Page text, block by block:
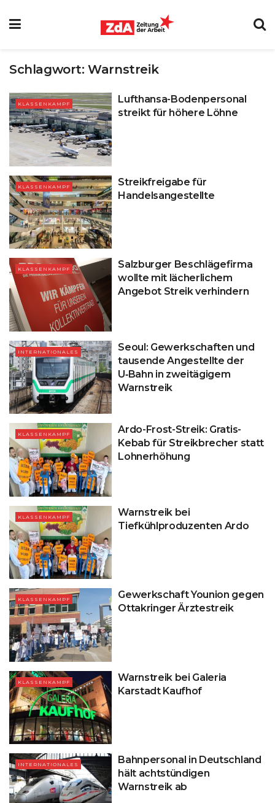
Schlagwort:Warnstreik
KLASSENKAMPF
Lufthansa-Bodenpersonal
streikt für höhere Löhne
KLASSENKAMPF
Streikfreigabe für
Handelsangestellte
KLASSENKAMPF
Salzburger Beschlägefirma
wollte mit lächerlichem
Angebot Streik verhindern
INTERNATIONALES
Seoul: Gewerkschaften und
tausende Angestellte der
U‑Bahn in zweitägigem
Warnstreik
KLASSENKAMPF
Ardo-Frost-Streik: Gratis-
Kebab für Streikbrecher statt
Lohnerhöhung
KLASSENKAMPF
Warnstreik bei
Tiefkühlproduzenten Ardo
KLASSENKAMPF
Gewerkschaft Younion gegen
Ottakringer Ärztestreik
KLASSENKAMPF
Warnstreik bei Galeria
Karstadt Kaufhof
INTERNATIONALES
Bahnpersonal in Deutschland
hält achtstündigen
Warnstreik ab